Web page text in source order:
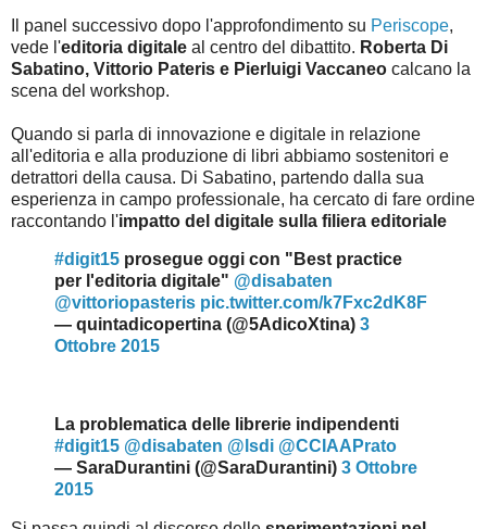
Il panel successivo dopo l'approfondimento su Periscope,
vede l'editoria digitale al centro del dibattito. Roberta Di
Sabatino, Vittorio Pateris e Pierluigi Vaccaneo calcano la
scena del workshop.
Quando si parla di innovazione e digitale in relazione
all'editoria e alla produzione di libri abbiamo sostenitori e
detrattori della causa. Di Sabatino, partendo dalla sua
esperienza in campo professionale, ha cercato di fare ordine
raccontando l'impatto del digitale sulla filiera editoriale
#digit15 prosegue oggi con "Best practice
per l'editoria digitale" @disabaten
@vittoriopasteris pic.twitter.com/k7Fxc2dK8F
— quintadicopertina (@5AdicoXtina) 3
Ottobre 2015
La problematica delle librerie indipendenti
#digit15 @disabaten @lsdi @CCIAAPrato
— SaraDurantini (@SaraDurantini) 3 Ottobre
2015